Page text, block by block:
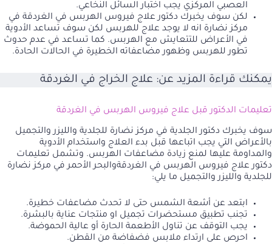
العصبي المركزي يجب اختبار السائل النخاعي.
لكن سوف يخبرك دكتور علاج فيروس الهربس في الغردقة في
مركز نضارة انه لا يوجد علاج للهربس لكن سوف تساعد الأدوية
في الأعراض للتتعايش مع الهربس. كما تساعد في عدم حدوث
تطور للهربس وظهور مضاعفاته الخطيرة في الحالات الحادة.
يمكنك قراءة المزيد عن: علاج الخراج في الغردقة
تعليمات الدكتور قبل علاج فيروس الهربس في الغردقة
سوف يخبرك دكتور الجلدية في مركز نضارة للجلدية والليزر والتجميل
بالأعراض التي يجب اتباعها قبل بدء العلاج واستخدام الأدوية
والمداومة عليها لمنع زيادة مضاعفات الهربس. وتشمل تعليمات
دكتور علاج فيروس الهربس في الغردقةوالبحر الأحمر في مركز نضارة
للجلدية والليزر والتجميل ما يلي:
ابتعد عن أشعة الشمس حتى لا تحدث مضاعفات خطيرة.
تجنب تطبيق مستحضرات تجميل او منتجات عناية بالبشرة.
يجب التوقف عن تناول الأطعمة الحارة أو عالية الحموضة.
احرص على ارتداء ملابس فضفاضة من القطن.